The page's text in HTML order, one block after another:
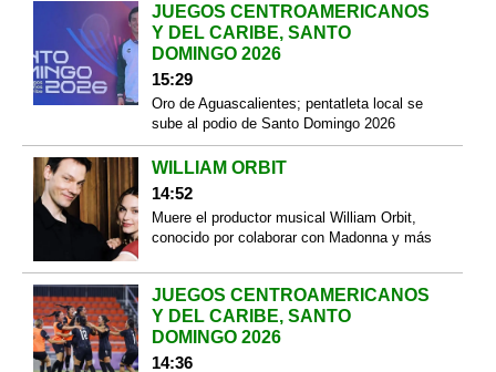
JUEGOS CENTROAMERICANOS
Y DEL CARIBE, SANTO
DOMINGO 2026
15:29
Oro de Aguascalientes; pentatleta local se
sube al podio de Santo Domingo 2026
WILLIAM ORBIT
14:52
Muere el productor musical William Orbit,
conocido por colaborar con Madonna y más
JUEGOS CENTROAMERICANOS
Y DEL CARIBE, SANTO
DOMINGO 2026
14:36